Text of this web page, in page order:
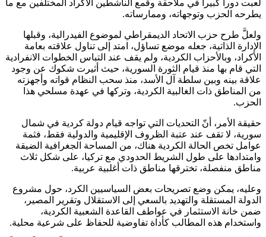
لعبت دوراً كبيراً في ملاحقة وقمع الناشطين الأكراد المختلفين مع ما
يطرحه الحزب وتوجهاته، وممارساته.
ولعلَّ طرح حزب الاتحاد الديمقراطي لموضوع الفيدرالية، وقبلها
الإدارة الذاتية، جعله موضع تساؤل، امتد إلى تناول علاقته بعامة
الأكراد، وبالأحزاب الكردية، ولم يقف عند التباس الخطوات الانفرادية
التي قام بها منذ قيام الثورة السورية، حيث أثيرت شكوك عن وجود
علاقة بينه وبين سلطة آل الأسد، منذ سحب النظام قواته وأجهزته
من المناطق ذات الغالبية الكردية، وتركها في عهدة مسلحي هذا
الحزب.
حقيقة الأمر، أنّ التحديات التي تواجه قيام دولة كردية في شمال
سورية، لا تقف عند عتبة الظروف الإقليمية والدولية فقط، فثمة
عوامل تخص الحالة الكردية هناك، من المساحة الجغرافية الضيقة
وامتدادها على طول الشريط الحدودي مع تركيا، على شكل ثلاث
مناطق منفصلة، تخترقها مناطق ذات أغلبية عربية.
وعليه، يمكن وضع تصريحات بعض السياسيين الكرد، حول مشروع
الدولة المستقلة والتهديد بالسعي إلى الاستقلال وتقرير المصير،
ضمن خانة الاستثمار في عواطف القاعدة الشعبية الكردية،
واستخدام هذه المطالب كأداة تفاوضية للحفاظ على شرعية محلية.